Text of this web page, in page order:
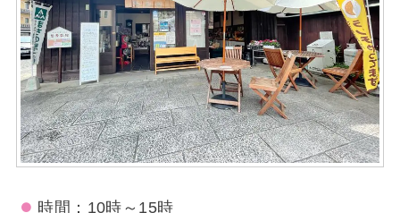
時間：10時～15時